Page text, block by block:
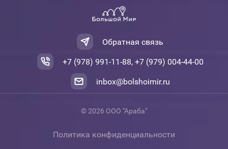
Обратная связь
+7 (978) 991-11-88, +7 (979) 004-44-00
inbox@bolshoimir.ru
© 2026 ООО "Араба"
Политика конфиденциальности